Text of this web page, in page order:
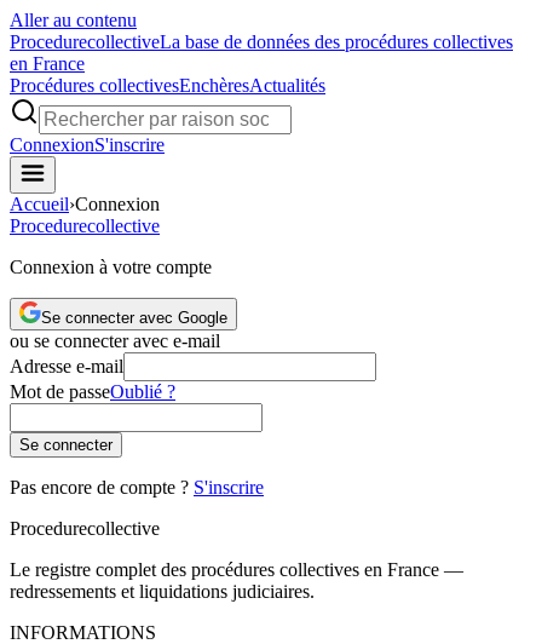
Aller au contenu
ProcedurecollectiveLa base de données des procédures collectives
en France
Procédures collectivesEnchèresActualités
ConnexionS'inscrire
Accueil›Connexion
Procedurecollective
Connexion à votre compte
Se connecter avec Google
ou se connecter avec e-mail
Adresse e-mail
Mot de passeOublié ?
Se connecter
Pas encore de compte ? S'inscrire
Procedurecollective
Le registre complet des procédures collectives en France —
redressements et liquidations judiciaires.
INFORMATIONS